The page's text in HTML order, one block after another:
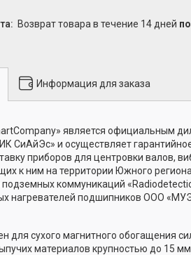
возврат товара в течение 14 дней
Информация для заказа
является официальным
СиАйЭс» и осуществляет
приборов для центровки валов,
к ним на территории Южного
подземных коммуникаций
нагревателей подшипников ООО
для сухого магнитного обогащения
материалов крупностью до 15 мм.